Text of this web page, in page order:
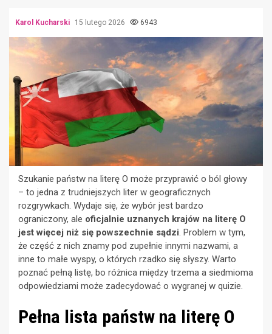
Karol Kucharski 15 lutego 2026 6943
Szukanie państw na literę O może przyprawić o ból głowy
– to jedna z trudniejszych liter w geograficznych
rozgrywkach. Wydaje się, że wybór jest bardzo
ograniczony, ale oficjalnie uznanych krajów na literę O
jest więcej niż się powszechnie sądzi. Problem w tym,
że część z nich znamy pod zupełnie innymi nazwami, a
inne to małe wyspy, o których rzadko się słyszy. Warto
poznać pełną listę, bo różnica między trzema a siedmioma
odpowiedziami może zadecydować o wygranej w quizie.
Pełna lista państw na literę O